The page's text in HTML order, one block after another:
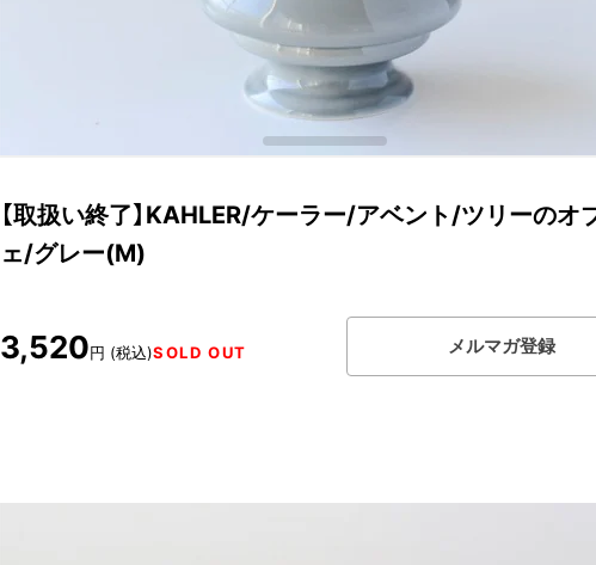
【取扱い終了】KAHLER/ケーラー/アベント/ツリーのオ
ェ/グレー(M)
3,520円 (税込)SOLD OUT メルマガ登録